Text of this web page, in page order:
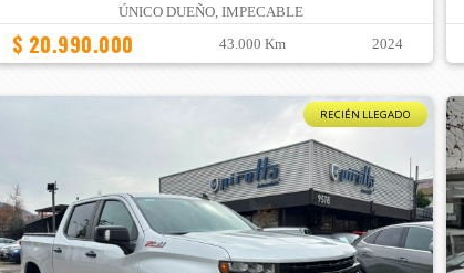
ÚNICO DUEÑO, IMPECABLE
$ 20.990.000 43.000 Km 2024
RECIÉN LLEGADO